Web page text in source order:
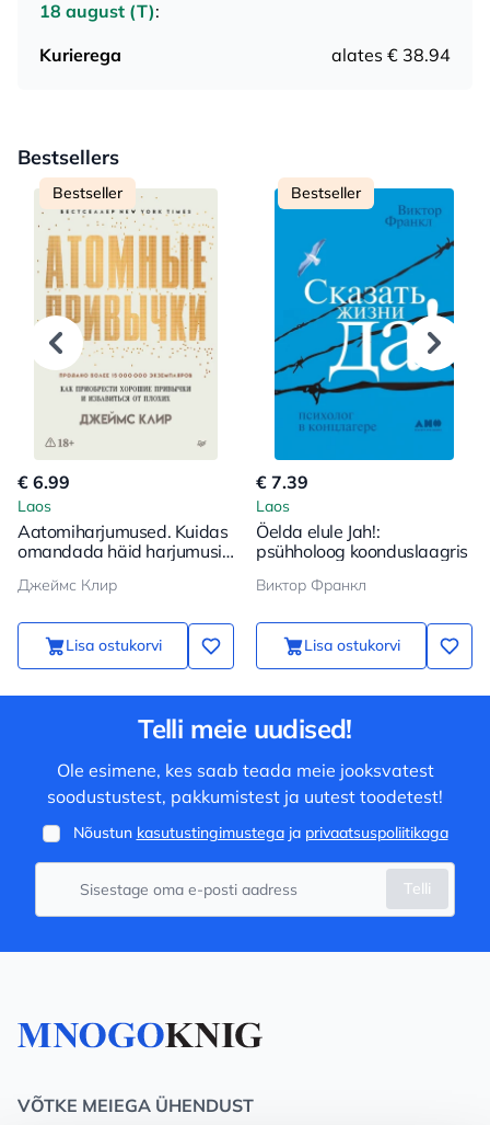
18 august (T):
Kurierega
alates € 38.94
Bestsellers
Bestseller
€ 6.99
Laos
Aatomiharjumused. Kuidas
omandada häid harjumusi
Джеймс Клир
Lisa ostukorvi
Bestseller
€ 7.39
Laos
Öelda elule Jah!:
psühholoog koonduslaagris
Виктор Франкл
Lisa ostukorvi
Telli meie uudised!
Ole esimene, kes saab teada meie jooksvatest
soodustustest, pakkumistest ja uutest toodetest!
Nõustun kasutustingimustegaja privaatsuspoliitikaga
Telli
VÕTKE MEIEGA ÜHENDUST